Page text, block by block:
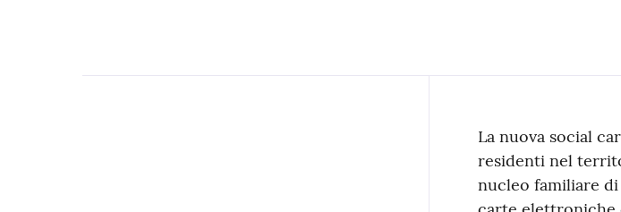
Contenuto
La nuova social
residenti nel
nucleo familiare di